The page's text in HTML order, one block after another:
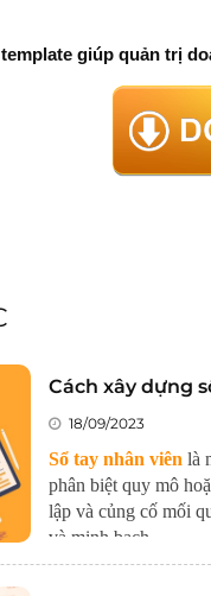
template giúp quản trị
Cách xây dựng
18/09/2023
Sổ tay nhân viên là
phân biệt quy mô
lập và củng cố mối
và minh bạch.